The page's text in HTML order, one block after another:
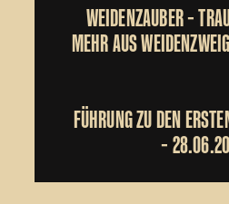
WEIDENZAUBER –
MEHR AUS
FÜHRUNG ZU DEN
–